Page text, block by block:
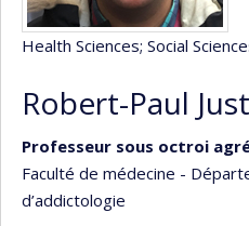
Health Sciences; Social
Robert-Paul
Professeur sous octroi
Faculté de médecine -
d’addictologie